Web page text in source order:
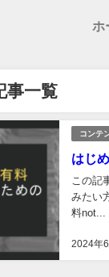
ホ
事一覧
コンテ
はじ
2024年6
この記
みたい
料not...